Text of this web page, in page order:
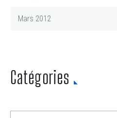
Mars 2012
Catégories